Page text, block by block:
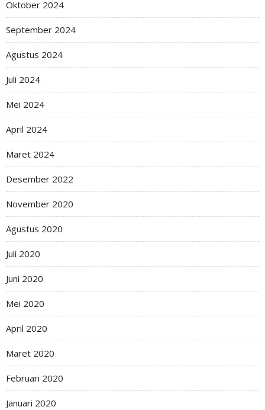
Oktober 2024
September 2024
Agustus 2024
Juli 2024
Mei 2024
April 2024
Maret 2024
Desember 2022
November 2020
Agustus 2020
Juli 2020
Juni 2020
Mei 2020
April 2020
Maret 2020
Februari 2020
Januari 2020